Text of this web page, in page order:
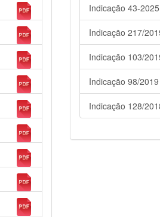
Indicação 43-
Indicação 217/
Indicação 103/
Indicação 98/
Indicação 128/